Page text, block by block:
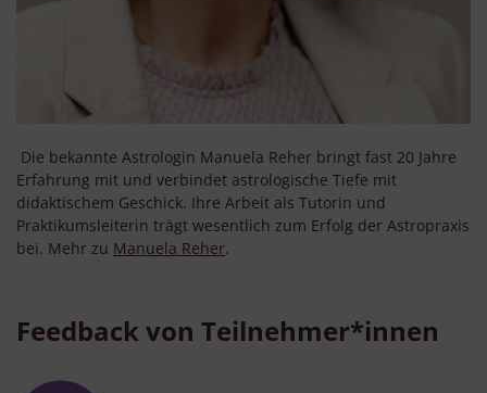
Die bekannte Astrologin Manuela Reher bringt fast 20 Jahre
Erfahrung mit und verbindet astrologische Tiefe mit
didaktischem Geschick. Ihre Arbeit als Tutorin und
Praktikumsleiterin trägt wesentlich zum Erfolg der Astropraxis
bei. Mehr zu Manuela Reher.
Feedback von Teilnehmer*innen